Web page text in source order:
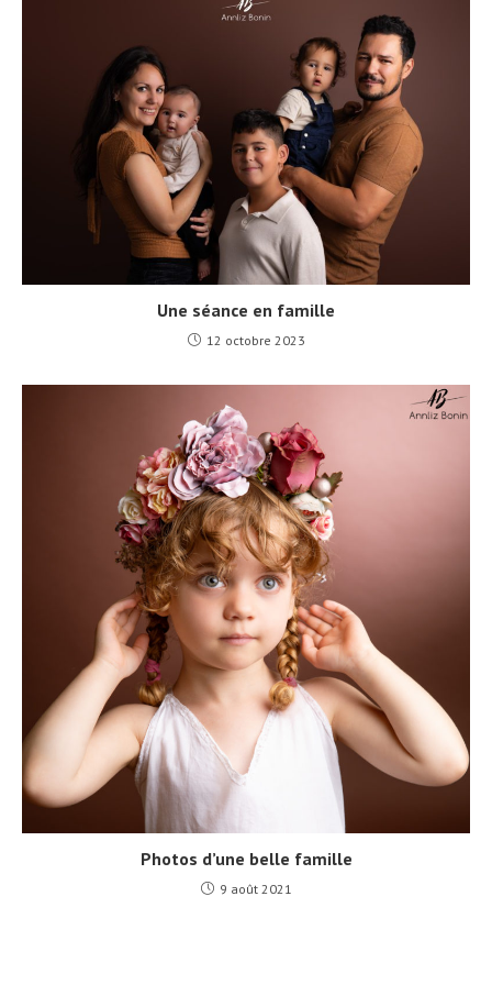
Une séance en famille
12 octobre 2023
Photos d’une belle famille
9 août 2021